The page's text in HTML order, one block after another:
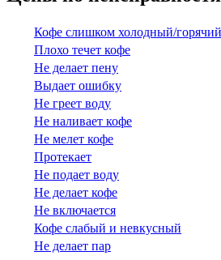
Кофе слишком холодный/горячий
Плохо течет кофе
Не делает пену
Выдает ошибку
Не греет воду
Не наливает кофе
Не мелет кофе
Протекает
Не подает воду
Не делает кофе
Не включается
Кофе слабый и невкусный
Не делает пар